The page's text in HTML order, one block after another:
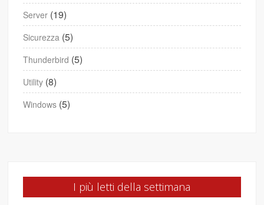
Server (19)
Sicurezza (5)
Thunderbird (5)
Utility (8)
Windows (5)
I più letti della settimana